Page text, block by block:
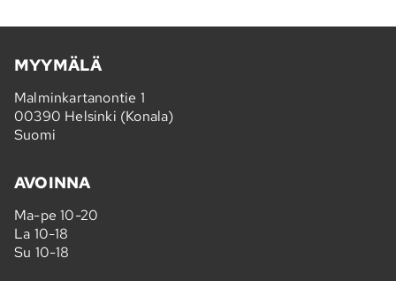
MYYMÄLÄ
Malminkartanontie 1
00390 Helsinki (Konala)
Suomi
AVOINNA
Ma-pe 10-20
La 10-18
Su 10-18